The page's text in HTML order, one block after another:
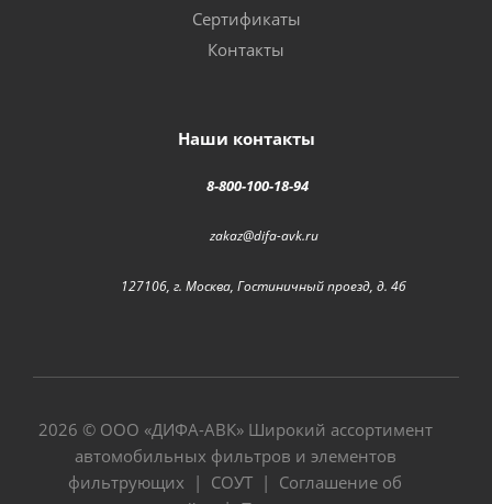
Сертификаты
Контакты
Наши контакты
8-800-100-18-94
zakaz@difa-avk.ru
127106, г. Москва, Гостиничный проезд, д. 4б
2026 © ООО «ДИФА-АВК» Широкий ассортимент
автомобильных фильтров и элементов
фильтрующих | СОУТ | Соглашение об